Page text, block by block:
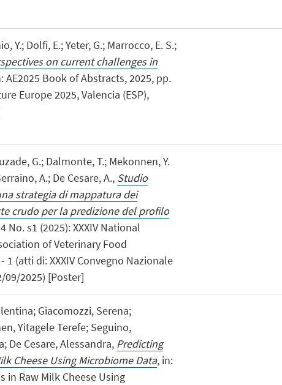
Y.; Dolfi, E.; Yeter, G.; Marrocco, E. S.;
on current challenges in
AE2025 Book of Abstracts, 2025, pp.
Europe 2025, Valencia (ESP),
G.; Dalmonte, T.; Mekonnen, Y.
A.; De Cesare, A., Studio
strategia di mappatura dei
crudo per la predizione del profilo
No. s1 (2025): XXXIV National
of Veterinary Food
1 (atti di: XXXIV Convegno Nazionale
09/2025) [Poster]
Giacomozzi, Serena;
Yitagele Terefe; Seguino,
De Cesare, Alessandra, Predicting
Cheese Using Microbiome Data, in:
in Raw Milk Cheese Using